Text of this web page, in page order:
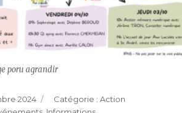
poru agrandir
2024 Catégories
Action